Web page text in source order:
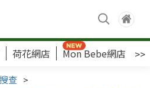
荷花網店 Mon Bebe網店 >>
查 >